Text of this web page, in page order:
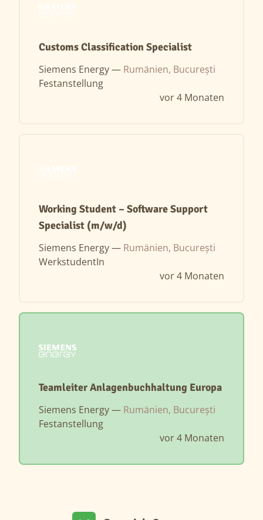
Customs Classification Specialist
Siemens Energy — Rumänien, București
Festanstellung
vor 4 Monaten
Working Student – Software Support
Specialist (m/w/d)
Siemens Energy — Rumänien, București
WerkstudentIn
vor 4 Monaten
Teamleiter Anlagenbuchhaltung Europa
Siemens Energy — Rumänien, București
Festanstellung
vor 4 Monaten